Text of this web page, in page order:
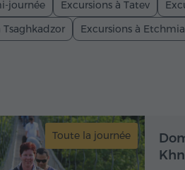
journée Excursions à Tatev
Tsaghkadzor
Excursions à
Toute la journée